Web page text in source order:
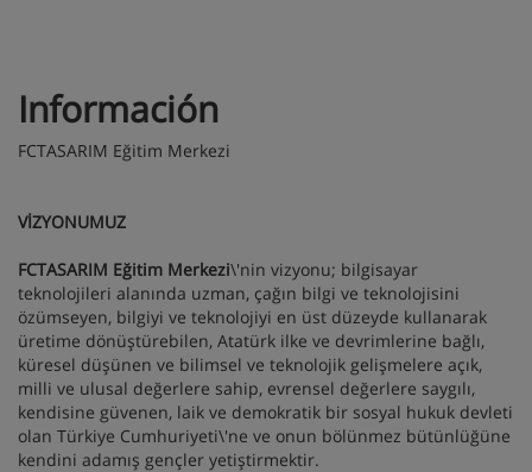
Información
FCTASARIM Eğitim Merkezi
VİZYONUMUZ
FCTASARIM Eğitim Merkezi\'nin vizyonu; bilgisayar
teknolojileri alanında uzman, çağın bilgi ve teknolojisini
özümseyen, bilgiyi ve teknolojiyi en üst düzeyde kullanarak
üretime dönüştürebilen, Atatürk ilke ve devrimlerine bağlı,
küresel düşünen ve bilimsel ve teknolojik gelişmelere açık,
milli ve ulusal değerlere sahip, evrensel değerlere saygılı,
kendisine güvenen, laik ve demokratik bir sosyal hukuk devleti
olan Türkiye Cumhuriyeti\'ne ve onun bölünmez bütünlüğüne
kendini adamış gençler yetiştirmektir.